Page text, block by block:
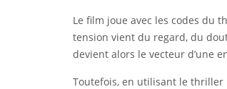
Le film joue avec les codes du
tension vient du regard, du
devient alors le vecteur d’une
Toutefois, en utilisant le thriller